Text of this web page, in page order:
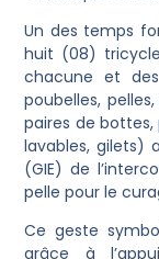
Un des temps
huit (08)
chacune et des
poubelles,
paires de
lavables, gilets)
(GIE) de
pelle pour le
Ce geste
grâce à